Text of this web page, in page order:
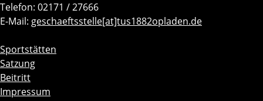
Telefon: 02171 / 27666
E-Mail: geschaeftsstelle[at]tus1882opladen.de
Navigation
überspringen
Sportstätten
Satzung
Beitritt
Impressum